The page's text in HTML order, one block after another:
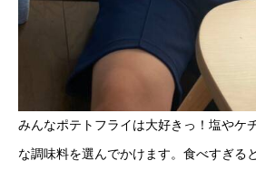
みんなポテトフライは大好きっ！塩やケ
な調味料を選んでかけます。食べすぎる